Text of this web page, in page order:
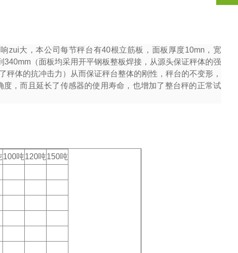
zui大，本公司每节秤台有40根立筋板，面板厚度10mn ，宽
340mm（面板均采用开平钢板整板焊接，从源头保证秤体的强
体的抗冲击力）从而保证秤台整体的刚性，秤台的不变形，
，而且延长了传感器的使用寿命，也增加了整台秤的正常试
100吨120吨150吨